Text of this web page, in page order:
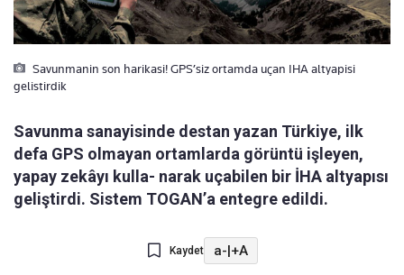
Savunmanin son harikasi! GPS’siz ortamda uçan IHA altyapisi
gelistirdik
Savunma sanayisinde destan yazan Türkiye, ilk
defa GPS olmayan ortamlarda görüntü işleyen,
yapay zekâyı kulla- narak uçabilen bir İHA altyapısı
geliştirdi. Sistem TOGAN’a entegre edildi.
Kaydet a-|+A